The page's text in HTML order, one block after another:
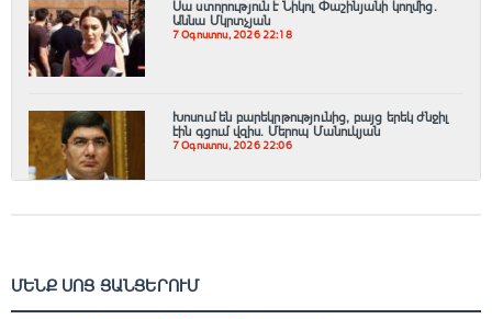
Սա ստորություն է Նիկոլ Փաշինյանի կողմից․
Աննա Մկրտչյան
7 Օգոստոս, 2026 22:18
Խոսում են բարեկրթությունից, բայց երեկ ժնջիլ
էին գցում վզիս. Մերոպ Մանուկյան
7 Օգոստոս, 2026 22:06
ՄԵՆՔ ՍՈՑ ՑԱՆՑԵՐՈՒՄ